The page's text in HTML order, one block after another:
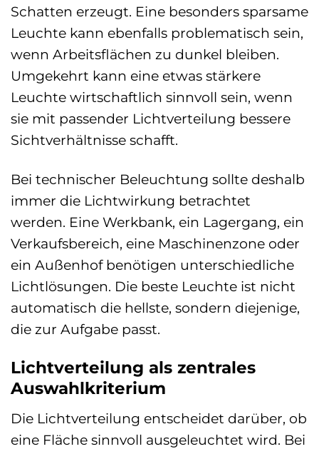
Schatten erzeugt. Eine besonders sparsame
Leuchte kann ebenfalls problematisch sein,
wenn Arbeitsflächen zu dunkel bleiben.
Umgekehrt kann eine etwas stärkere
Leuchte wirtschaftlich sinnvoll sein, wenn
sie mit passender Lichtverteilung bessere
Sichtverhältnisse schafft.
Bei technischer Beleuchtung sollte deshalb
immer die Lichtwirkung betrachtet
werden. Eine Werkbank, ein Lagergang, ein
Verkaufsbereich, eine Maschinenzone oder
ein Außenhof benötigen unterschiedliche
Lichtlösungen. Die beste Leuchte ist nicht
automatisch die hellste, sondern diejenige,
die zur Aufgabe passt.
Lichtverteilung als zentrales
Auswahlkriterium
Die Lichtverteilung entscheidet darüber, ob
eine Fläche sinnvoll ausgeleuchtet wird. Bei